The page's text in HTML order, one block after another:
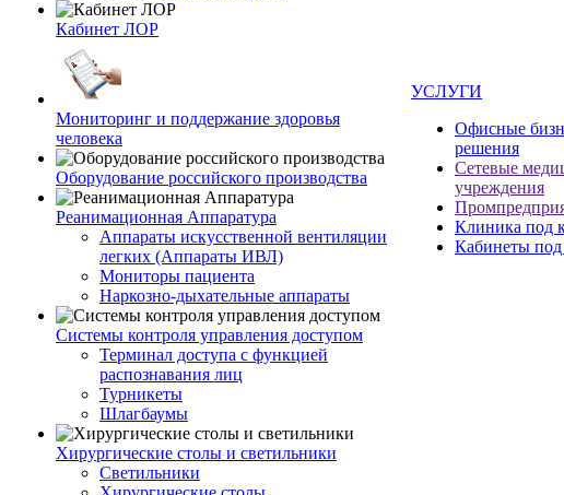
Кабинет ЛОР
Мониторинг и поддержание здоровья
человека
Оборудование российского производства
Реанимационная Аппаратура
Аппараты искусственной вентиляции
легких (Аппараты ИВЛ)
Мониторы пациента
Наркозно-дыхательные аппараты
Системы контроля управления доступом
Терминал доступа с функцией
распознавания лиц
Турникеты
Шлагбаумы
Хирургические столы и светильники
Светильники
УСЛУГИ
Офисные
решения
Сетевые
учреждения
Клиника под
Кабинеты